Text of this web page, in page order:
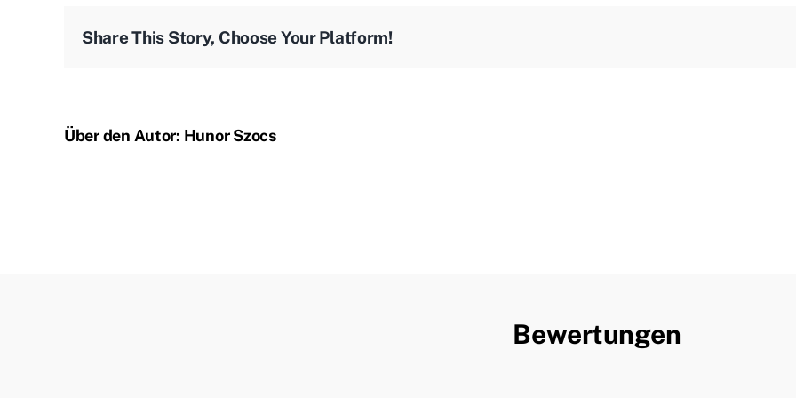
Share This Story, Choose Your Platform!
Über den Autor: Hunor Szocs
Bewertungen